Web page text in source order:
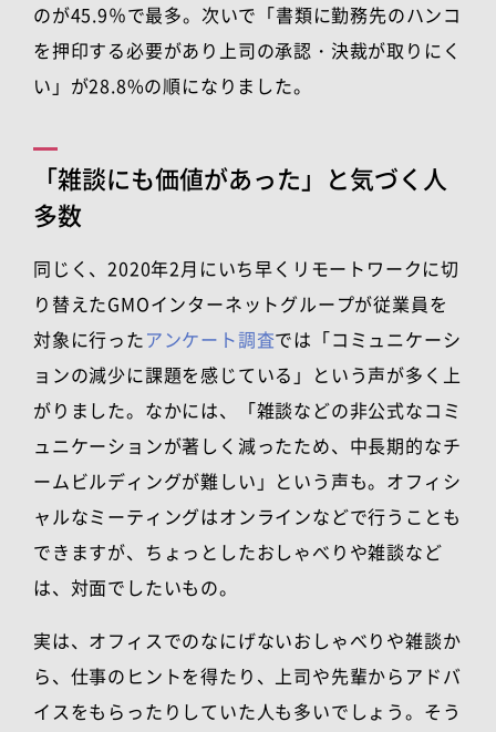
のが45.9％で最多。 次いで「書類に勤務先のハンコ
を押印する必要があり上司の承認・決裁が取りにく
い」が28.8%の順になりました。
「雑談にも価値があった」と気づく人
多数
同じく、2020年2月にいち早くリモートワークに切
り替えたGMOインターネットグループが従業員を
対象に行ったアンケート調査では「コミュニケーシ
ョンの減少に課題を感じている」という声が多く上
がりました。なかには、「雑談などの非公式なコミ
ュニケーションが著しく減ったため、中長期的なチ
ームビルディングが難しい」という声も。オフィシ
ャルなミーティングはオンラインなどで行うことも
できますが、ちょっとしたおしゃべりや雑談など
は、対面でしたいもの。
実は、オフィスでのなにげないおしゃべりや雑談か
ら、仕事のヒントを得たり、上司や先輩からアドバ
イスをもらったりしていた人も多いでしょう。そう